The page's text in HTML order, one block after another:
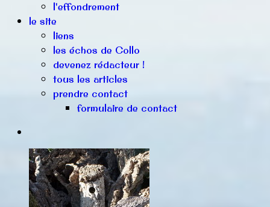
l'effondrement
le site
liens
les échos de Collo
devenez rédacteur !
tous les articles
prendre contact
formulaire de contact